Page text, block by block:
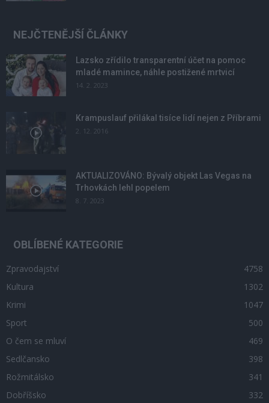
NEJČTENĚJŠÍ ČLÁNKY
Lazsko zřídilo transparentní účet na pomoc
mladé mamince, náhle postižené mrtvicí
14. 2. 2023
Krampuslauf přilákal tisíce lidí nejen z Příbrami
2. 12. 2016
AKTUALIZOVÁNO: Bývalý objekt Las Vegas na
Trhovkách lehl popelem
8. 7. 2023
OBLÍBENÉ KATEGORIE
Zpravodajství
4758
Kultura
1302
Krimi
1047
Sport
500
O čem se mluví
469
Sedlčansko
398
Rožmitálsko
341
Dobříšsko
332